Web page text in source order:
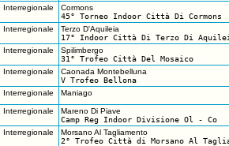
Interregionale
Cormons
45° Torneo Indoor Città Di Cormons
Interregionale
Terzo D'Aquileia
17° Indoor Città Di Terzo Di
Interregionale
Spilimbergo
31° Trofeo Città Del Mosaico
Interregionale
Caonada Montebelluna
V Trofeo Bellona
Interregionale Maniago
Interregionale
Mareno Di Piave
Camp Reg Indoor Divisione Ol - Co
Interregionale
Morsano Al Tagliamento
2° Trofeo Città di Morsano Al